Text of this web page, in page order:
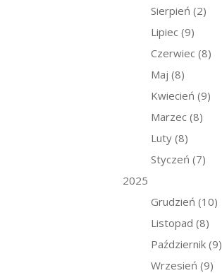
Sierpień (2)
Lipiec (9)
Czerwiec (8)
Maj (8)
Kwiecień (9)
Marzec (8)
Luty (8)
Styczeń (7)
2025
Grudzień (10)
Listopad (8)
Październik (9)
Wrzesień (9)